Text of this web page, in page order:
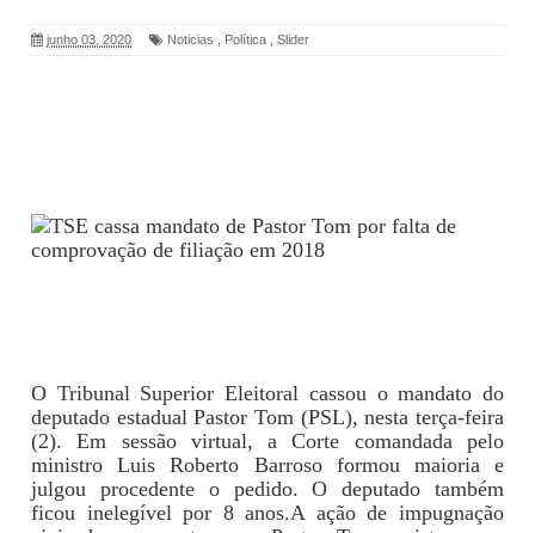
junho 03, 2020 Noticias Política Slider
O Tribunal Superior Eleitoral cassou o mandato do
deputado estadual Pastor Tom (PSL), nesta terça-feira
(2). Em sessão virtual, a Corte comandada pelo
ministro Luis Roberto Barroso formou maioria e
julgou procedente o pedido. O deputado também
ficou inelegível por 8 anos.A ação de impugnação